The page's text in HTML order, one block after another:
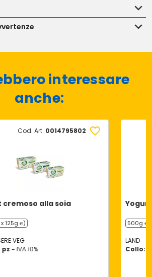
interessare
anche:
Cod. Art. 0014795802
cremoso alla soia
125g ℮)
VEG
pz - IVA 10%
500g ℮
LAND
Collo: